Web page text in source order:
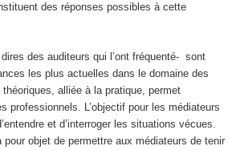
des réponses possibles à cette
des auditeurs qui l’ont fréquenté- sont
les plus actuelles dans le domaine des
alliée à la pratique, permet
professionnels. L’objectif pour les médiateurs
et d’interroger les situations vécues.
objet de permettre aux médiateurs de tenir